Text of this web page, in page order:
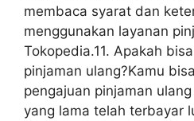
membaca syarat dan
menggunakan layanan
Tokopedia.11. Apakah
pinjaman ulang?Kamu
pengajuan pinjaman
yang lama telah terbayar